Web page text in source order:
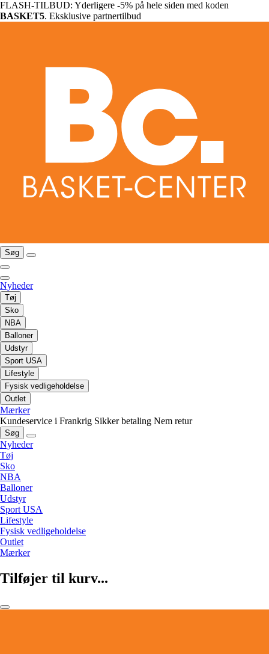
FLASH-TILBUD: Yderligere -5% på hele siden med koden
BASKET5. Eksklusive partnertilbud
Søg
Nyheder
Tøj
Sko
NBA
Balloner
Udstyr
Sport USA
Lifestyle
Fysisk vedligeholdelse
Outlet
Mærker
Kundeservice i Frankrig Sikker betaling Nem retur
Søg
Nyheder
Tøj
Sko
NBA
Balloner
Udstyr
Sport USA
Lifestyle
Fysisk vedligeholdelse
Outlet
Mærker
Tilføjer til kurv...